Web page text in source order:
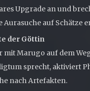
Upgrade an und
Aurasuche auf Schätze
der Göttin
mit Marugo auf dem
sprecht, aktiviert
nach Artefakten.